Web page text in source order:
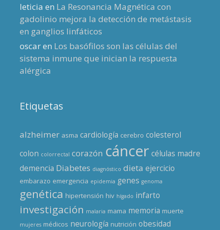
leticia en La Resonancia Magnética con
gadolinio mejora la detección de metástasis
en ganglios linfáticos
oscaren Los basófilos son las células del
sistema inmune que inician la respuesta
alérgica
Etiquetas
alzheimer asma cardiología cerebro colesterol
colon colorrectal corazón cáncer células madre
demencia Diabetes diagnóstico dieta ejercicio
embarazo emergencia epidemia genes genoma
genética hipertensión hiv hígado infarto
investigación malaria mama memoria muerte
mujeres médicos neurología nutrición obesidad